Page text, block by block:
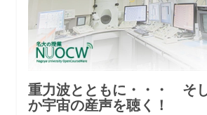
重力波とともに・・・ そ
か宇宙の産声を聴く！